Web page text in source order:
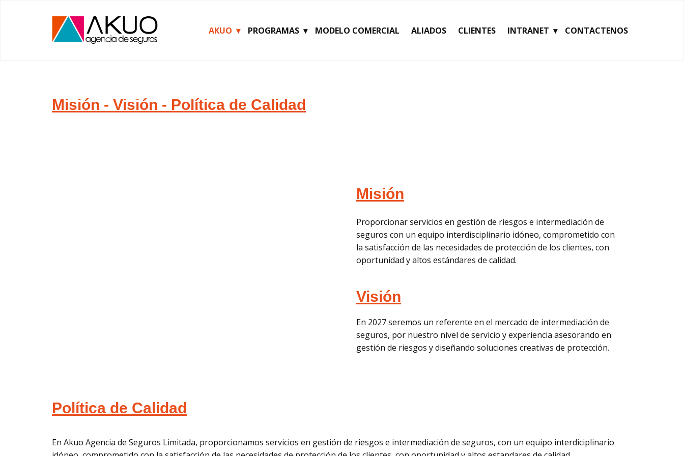
AKUO PROGRAMAS MODELO COMERCIAL ALIADOS CLIENTES INTRANET CONTACTENOS
Misión - Visión - Política de Calidad
Misión
Proporcionar servicios en gestión de riesgos e intermediación de
seguros con un equipo interdisciplinario idóneo, comprometido con
la satisfacción de las necesidades de protección de los clientes, con
oportunidad y altos estándares de calidad.
Visión
En 2027 seremos un referente en el mercado de intermediación de
seguros, por nuestro nivel de servicio y experiencia asesorando en
gestión de riesgos y diseñando soluciones creativas de protección.
Política de Calidad
En Akuo Agencia de Seguros Limitada, proporcionamos servicios en gestión de riesgos e intermediación de seguros, con un equipo interdiciplinario